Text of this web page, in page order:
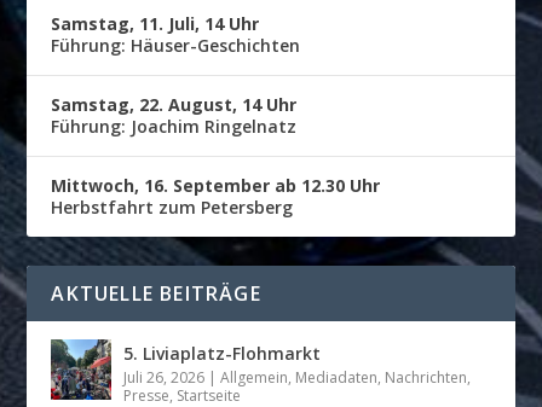
Samstag, 11. Juli, 14 Uhr
Führung: Häuser-Geschichten
Samstag, 22. August, 14 Uhr
Führung: Joachim Ringelnatz
Mittwoch, 16. September ab 12.30 Uhr
Herbstfahrt zum Petersberg
AKTUELLE BEITRÄGE
5. Liviaplatz-Flohmarkt
Juli 26, 2026 |Allgemein, Mediadaten, Nachrichten,
Presse, Startseite